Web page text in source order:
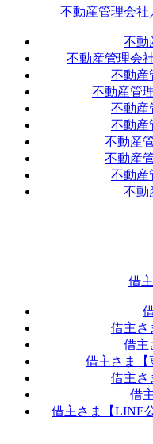
不動産管理会社
不動
不動産管理会
不動産
不動産管
不動産
不動産
不動産
不動産
不動産
不動
借
借主さ
借主
借主さま【
借主さ
借
借主さま【LINE